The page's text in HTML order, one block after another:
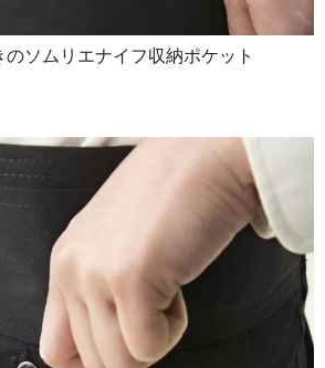
のソムリエナイフ収納ポケット